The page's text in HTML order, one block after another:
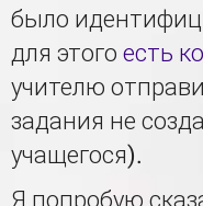
было
для этого есть
учителю
задания не
учащегося).
Я попробую